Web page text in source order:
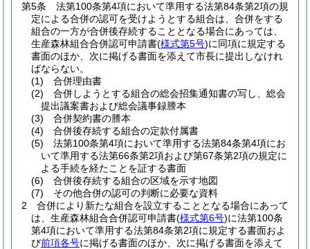
第5条
法第100条第4項において準用する法第84条第2項の規
定による合併の認可を受けようとする組合は、合併をする
組合の一方が合併後存続することとなる場合にあっては、
生産森林組合合併認可申請書(様式第5号)に同項に規定する
書面のほか、次に掲げる書面を添えて市長に提出しなけれ
ばならない。
(1)
合併理由書
(2)
合併しようとする組合の総会招集通知書の写し、総会
提出議案書および総会議事録謄本
(3)
合併契約書の謄本
(4)
合併後存続する組合の定款付属書
(5)
法第100条第4項において準用する法第84条第4項にお
いて準用する法第66条第2項および第67条第2項の規定に
よる手続を経たことを証する書面
(6)
合併後存続する組合の区域を示す地図
(7)
その他合併の認可の判断に必要な資料
2
合併により新たな組合を設立することとなる場合にあって
は、生産森林組合合併認可申請書(様式第6号)に法第100条
第4項において準用する法第84条第2項に規定する書面およ
び前項各号に掲げる書面のほか、次に掲げる書面を添えて